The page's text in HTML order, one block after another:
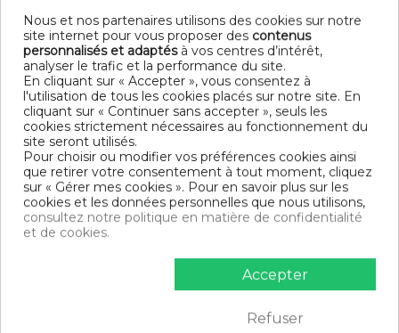
Finition taie d'oreiller : Sac
Modèle : Latte
Tissage serré - 57 fils /cm²
DIMENSIONS & GUIDE
Housse de couette
140 x 200 cm : 1 personne
200 x 200 cm : 1-2 personnes
220 x 240 cm : 2 personnes
240 x 260 cm : 2 personnes
Taie d'oreiller (1 taie pour la taille 140 x 200 cm, 2 taies pour
les autres tailles)
CONTENU
1 housse de couette 220x240 cm Latte
DESCRIPTIF TECHNIQUE
Nous et nos partenaires utilisons des cookies sur notre
site internet pour vous proposer des contenus
personnalisés et adaptésà vos centres d’intérêt,
analyser le trafic et la performance du site.
En cliquant sur « Accepter », vous consentez à
l'utilisation de tous les cookies placés sur notre site. En
cliquant sur « Continuer sans accepter », seuls les
cookies strictement nécessaires au fonctionnement du
site seront utilisés.
Pour choisir ou modifier vos préférences cookies ainsi
que retirer votre consentement à tout moment, cliquez
sur « Gérer mes cookies ». Pour en savoir plus sur les
cookies et les données personnelles que nous utilisons,
consultez notre politique en matière de confidentialité
et de cookies.
Accepter
Refuser